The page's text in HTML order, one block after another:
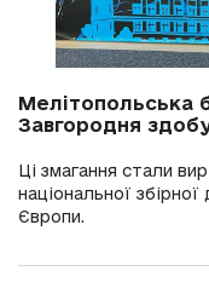
Мелітопольська
Завгородня
Ці змагання стали
національної
Європи.